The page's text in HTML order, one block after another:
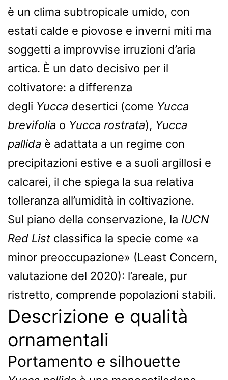
è un clima subtropicale umido, con
estati calde e piovose e inverni miti ma
soggetti a improvvise irruzioni d’aria
artica. È un dato decisivo per il
coltivatore: a differenza
degli Yucca desertici (come Yucca
brevifolia o Yucca rostrata), Yucca
pallida è adattata a un regime con
precipitazioni estive e a suoli argillosi e
calcarei, il che spiega la sua relativa
tolleranza all’umidità in coltivazione.
Sul piano della conservazione, la IUCN
Red List classifica la specie come «a
minor preoccupazione» (Least Concern,
valutazione del 2020): l’areale, pur
ristretto, comprende popolazioni stabili.
Descrizione e qualità
ornamentali
Portamento e silhouette